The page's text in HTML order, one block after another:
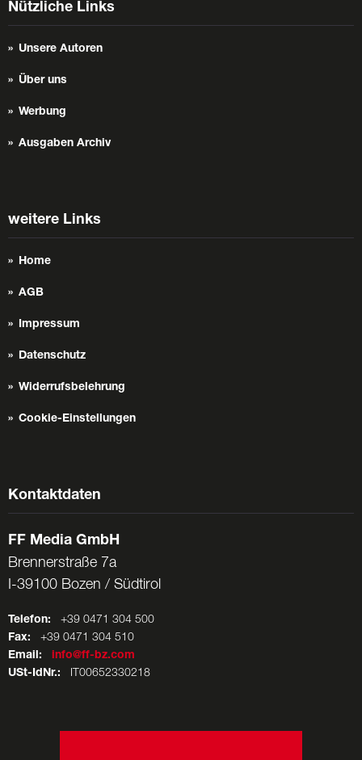
Nützliche Links
Unsere Autoren
Über uns
Werbung
Ausgaben Archiv
weitere Links
Home
AGB
Impressum
Datenschutz
Widerrufsbelehrung
Cookie-Einstellungen
Kontaktdaten
FF Media GmbH
Brennerstraße 7a
I-39100 Bozen / Südtirol
Telefon: +39 0471 304 500
Fax: +39 0471 304 510
Email:
info@ff-bz.com
USt-IdNr.: IT00652330218